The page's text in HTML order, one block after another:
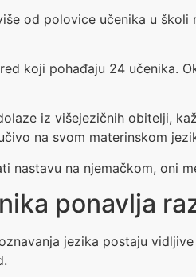
od polovice učenika u
koji pohađaju 24 učenika.
iz višejezičnih obitelji,
na svom materinskom
nastavu na njemačkom, oni
ponavlja
jezika postaju